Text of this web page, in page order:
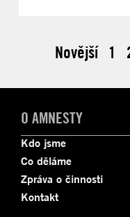
Novější 1
O AMNESTY
Kdo jsme
Co děláme
Zpráva o činnosti
Kontakt